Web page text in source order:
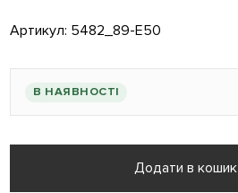
Артикул: 5482_89-E50
В НАЯВНОСТІ
Додати в кошик